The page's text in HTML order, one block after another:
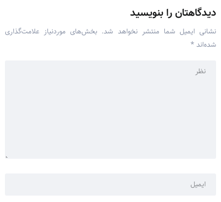
دیدگاهتان را بنویسید
نشانی ایمیل شما منتشر نخواهد شد. بخش‌های موردنیاز علامت‌گذاری
شده‌اند *